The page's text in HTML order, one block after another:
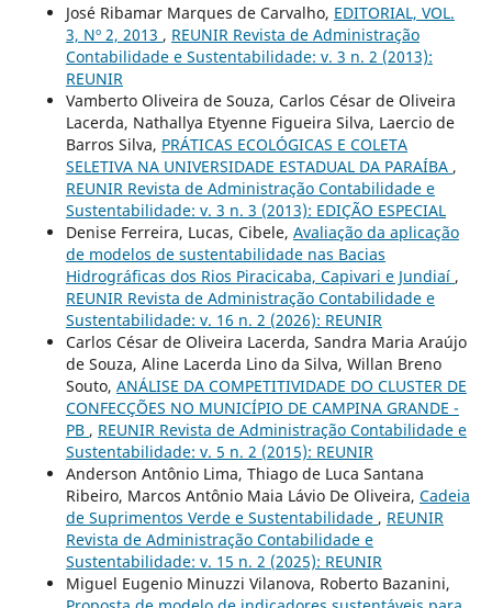
José Ribamar Marques de Carvalho, EDITORIAL, VOL.
3, Nº 2, 2013 , REUNIR Revista de Administração
Contabilidade e Sustentabilidade: v. 3 n. 2 (2013):
REUNIR
Vamberto Oliveira de Souza, Carlos César de Oliveira
Lacerda, Nathallya Etyenne Figueira Silva, Laercio de
Barros Silva, PRÁTICAS ECOLÓGICAS E COLETA
SELETIVA NA UNIVERSIDADE ESTADUAL DA PARAÍBA ,
REUNIR Revista de Administração Contabilidade e
Sustentabilidade: v. 3 n. 3 (2013): EDIÇÃO ESPECIAL
Denise Ferreira, Lucas, Cibele, Avaliação da aplicação
de modelos de sustentabilidade nas Bacias
Hidrográficas dos Rios Piracicaba, Capivari e Jundiaí ,
REUNIR Revista de Administração Contabilidade e
Sustentabilidade: v. 16 n. 2 (2026): REUNIR
Carlos César de Oliveira Lacerda, Sandra Maria Araújo
de Souza, Aline Lacerda Lino da Silva, Willan Breno
Souto, ANÁLISE DA COMPETITIVIDADE DO CLUSTER DE
CONFECÇÕES NO MUNICÍPIO DE CAMPINA GRANDE -
PB , REUNIR Revista de Administração Contabilidade e
Sustentabilidade: v. 5 n. 2 (2015): REUNIR
Anderson Antônio Lima, Thiago de Luca Santana
Ribeiro, Marcos Antônio Maia Lávio De Oliveira, Cadeia
de Suprimentos Verde e Sustentabilidade , REUNIR
Revista de Administração Contabilidade e
Sustentabilidade: v. 15 n. 2 (2025): REUNIR
Miguel Eugenio Minuzzi Vilanova, Roberto Bazanini,